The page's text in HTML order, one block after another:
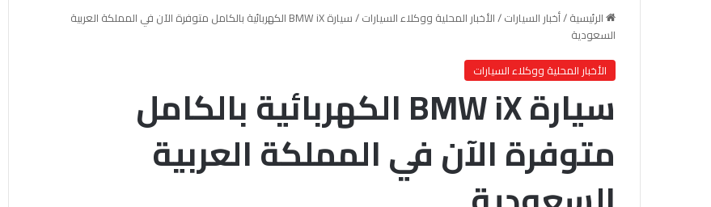
الرئيسية/أخبار السيارات/الأخبار المحلية ووكلاء السيارات/
سيارة BMW iX الكهربائية بالكامل متوفرة الآن في المملكة العربية
السعودية
الأخبار المحلية ووكلاء السيارات
سيارة BMW iX الكهربائية بالكامل
متوفرة الآن في المملكة العربية